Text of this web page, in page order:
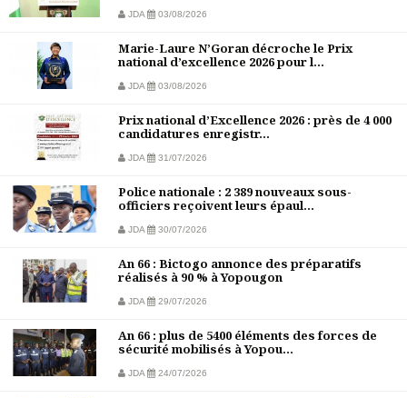
JDA 03/08/2026
Marie-Laure N’Goran décroche le Prix
national d’excellence 2026 pour l...
JDA 03/08/2026
Prix national d’Excellence 2026 : près de 4 000
candidatures enregistr...
JDA 31/07/2026
Police nationale : 2 389 nouveaux sous-
officiers reçoivent leurs épaul...
JDA 30/07/2026
An 66 : Bictogo annonce des préparatifs
réalisés à 90 % à Yopougon
JDA 29/07/2026
An 66 : plus de 5400 éléments des forces de
sécurité mobilisés à Yopou...
JDA 24/07/2026